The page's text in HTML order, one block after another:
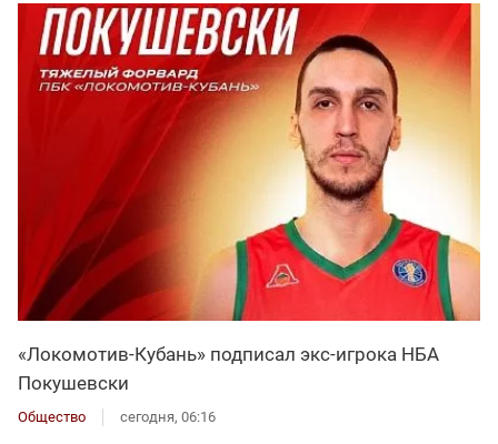
«Локомотив-Кубань» подписал экс-игрока НБА
Покушевски
Общество сегодня, 06:16